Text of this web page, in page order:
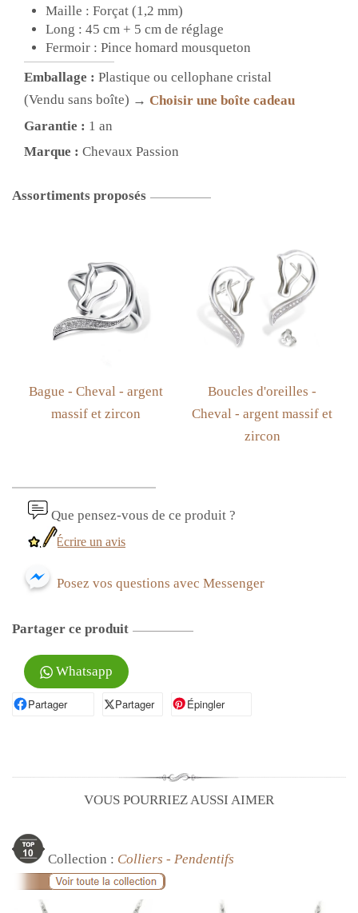
Maille : Forçat (1,2 mm)
Long : 45 cm + 5 cm de réglage
Fermoir : Pince homard mousqueton
Emballage : Plastique ou cellophane cristal
(Vendu sans boîte) → Choisir une boîte cadeau
Garantie : 1 an
Marque : Chevaux Passion
Assortiments proposés
Bague - Cheval - argent
massif et zircon
Boucles d'oreilles -
Cheval - argent massif et
zircon
Que pensez-vous de ce produit ?
Écrire un avis
Posez vos questions avec Messenger
Partager ce produit
Whatsapp
PartagerPartager sur Facebook
Partager
Partager sur XÉpinglerÉpingler sur Pinterest
VOUS POURRIEZ AUSSI AIMER
Collection : Colliers - Pendentifs